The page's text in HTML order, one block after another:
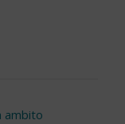
ambito